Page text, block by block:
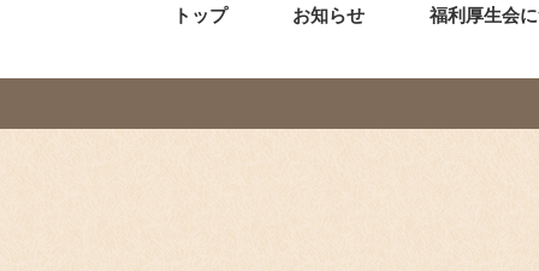
トップ お知らせ 福利厚生会